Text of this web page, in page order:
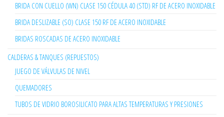
BRIDA CON CUELLO (WN) CLASE 150 CÉDULA 40 (STD) RF DE ACERO INOXIDABLE
BRIDA DESLIZABLE (SO) CLASE 150 RF DE ACERO INOXIDABLE
BRIDAS ROSCADAS DE ACERO INOXIDABLE
CALDERAS & TANQUES (REPUESTOS)
JUEGO DE VÁLVULAS DE NIVEL
QUEMADORES
TUBOS DE VIDRIO BOROSILICATO PARA ALTAS TEMPERATURAS Y PRESIONES